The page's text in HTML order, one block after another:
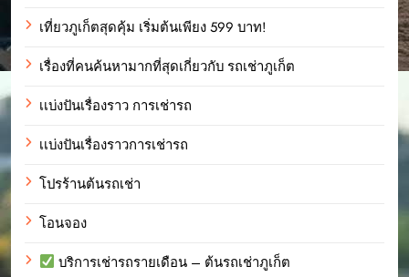
เที่ยวภูเก็ตสุดคุ้ม เริ่มต้นเพียง 599 บาท!
เรื่องที่คนค้นหามากที่สุดเกี่ยวกับ รถเช่าภูเก็ต
เเบ่งปันเรื่องราว การเช่ารถ
เเบ่งปันเรื่องราวการเช่ารถ
โปรร้านต้นรถเช่า
โอนจอง
บริการเช่ารถรายเดือน – ต้นรถเช่าภูเก็ต